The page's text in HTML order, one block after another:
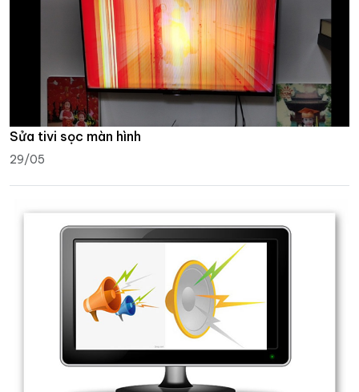
Sửa tivi sọc màn hình
29/05